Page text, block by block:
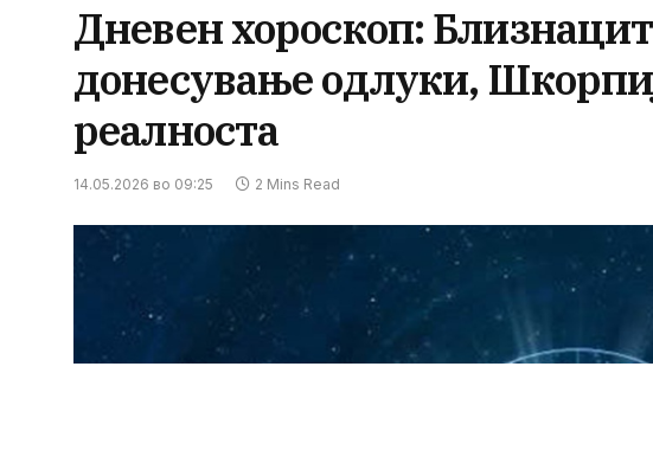
Дневен хороскоп:
донесување одлуки,
реалноста
14.05.2026 во 09:25 2 Mins Read